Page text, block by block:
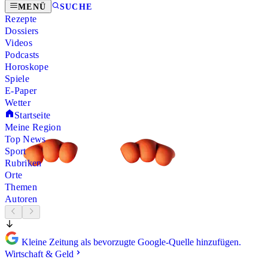
MENÜ SUCHE
Rezepte
Dossiers
Videos
Podcasts
Horoskope
Spiele
E-Paper
Wetter
Startseite
Meine Region
Top News
Sport
Rubriken
Orte
Themen
Autoren
Kleine Zeitung als bevorzugte Google-Quelle hinzufügen.
Wirtschaft & Geld